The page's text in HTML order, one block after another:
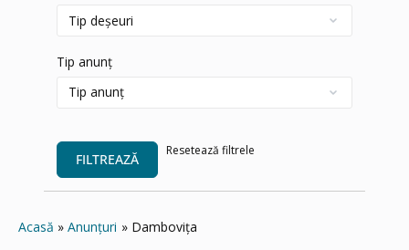
Tip anunț
FILTREAZĂ
Resetează filtrele
Acasă Anunțuri Dambovița